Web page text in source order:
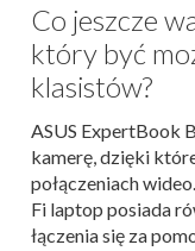
Co jeszcze
który być
klasistów?
ASUS ExpertBook
kamerę, dzięki
połączeniach
Fi laptop posiada
łączenia się za